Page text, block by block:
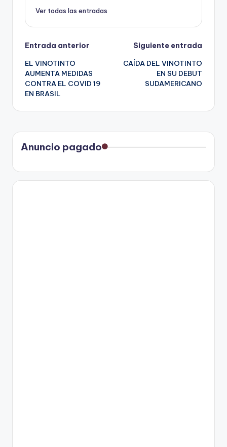
Ver todas las entradas
Navegación
de
entradas
Entrada anterior
EL VINOTINTO
AUMENTA MEDIDAS
CONTRA EL COVID 19
EN BRASIL
Siguiente entrada
CAÍDA DEL VINOTINTO
EN SU DEBUT
SUDAMERICANO
Anuncio pagado